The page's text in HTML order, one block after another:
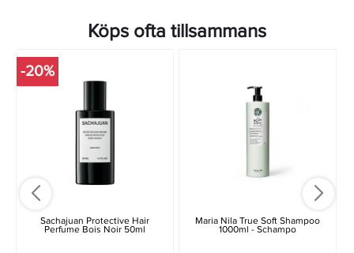
Köps ofta tillsammans
-20%
Sachajuan Protective Hair
Perfume Bois Noir 50ml
Maria Nila True Soft Shampoo
1000ml - Schampo